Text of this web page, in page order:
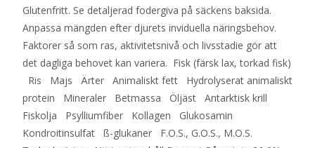
Glutenfritt. Se detaljerad fodergiva på säckens baksida.
Anpassa mängden efter djurets inviduella näringsbehov.
Faktorer så som ras, aktivitetsnivå och livsstadie gör att
det dagliga behovet kan variera. Fisk (färsk lax, torkad fisk)
Ris Majs Ärter Animaliskt fett Hydrolyserat animaliskt
protein Mineraler Betmassa Öljäst Antarktisk krill
Fiskolja Psylliumfiber Kollagen Glukosamin
Kondroitinsulfat ß-glukaner F.O.S., G.O.S., M.O.S.